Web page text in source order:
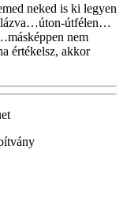
neked is ki legyen
útfélen…
nem
értékelsz, akkor